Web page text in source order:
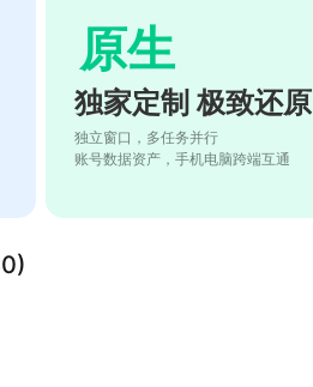
原生
独家定制 极致还原
独立窗口，多任务并行
账号数据资产，手机电脑跨端互通